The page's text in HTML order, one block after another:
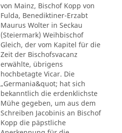
von Mainz, Bischof Kopp von
Fulda, Benediktiner-Erzabt
Maurus Wolter in Seckau
(Steiermark) Weihbischof
Gleich, der vom Kapitel für die
Zeit der Bischofsvacanz
erwählte, übrigens
hochbetagte Vicar. Die
„Germania&quot; hat sich
bekanntlich die erdenklichste
Mühe gegeben, um aus dem
Schreiben Jacobinis an Bischof
Kopp die päpstliche